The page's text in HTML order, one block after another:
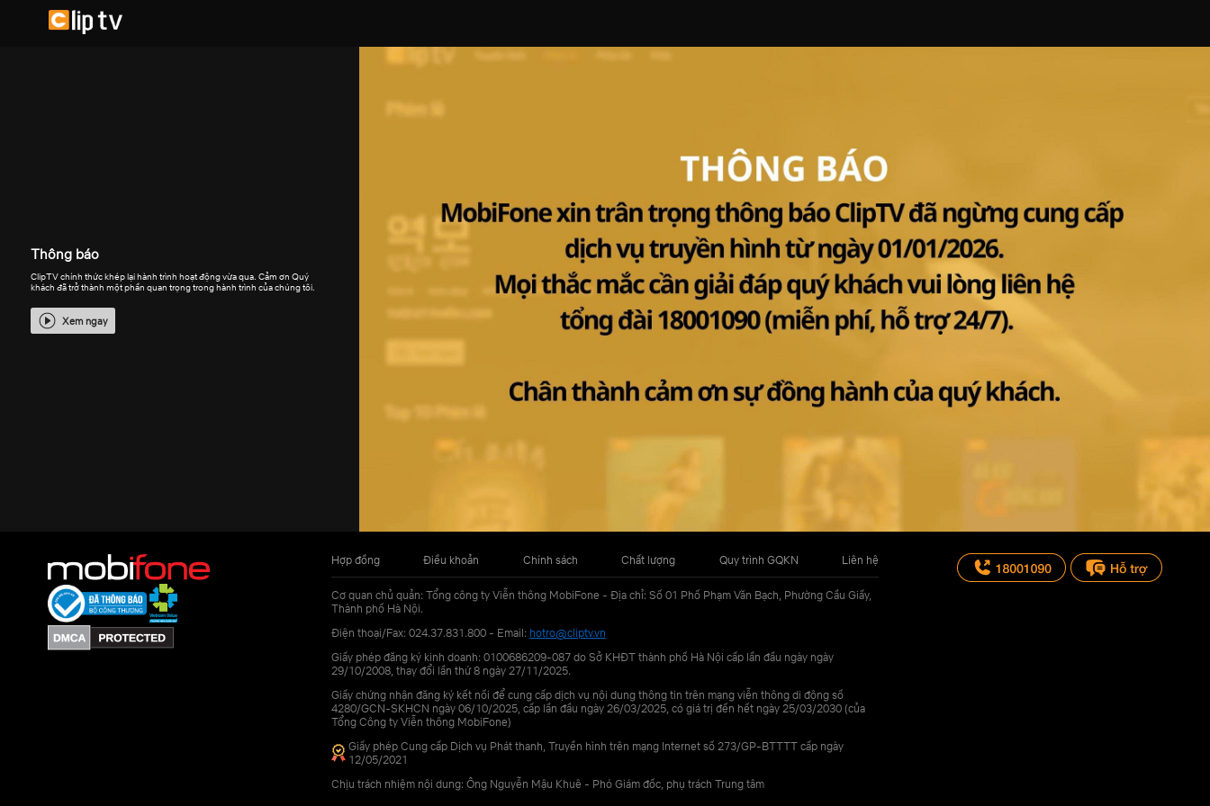
Thông báo
ClipTV chính thức khép lại hành trình hoạt động vừa qua. Cảm ơn Quý
khách đã trở thành một phần quan trọng trong hành trình của chúng tôi.
Xem ngay
Hợp đồng Điều khoản Chính sách Chất lượng Quy trình GQKN Liên hệ
Cơ quan chủ quản: Tổng công ty Viễn thông MobiFone - Địa chỉ: Số 01 Phố Phạm Văn Bạch, Phường Cầu Giấy,
Thành phố Hà Nội.
Điện thoại/Fax: 024.37.831.800 - Email: hotro@cliptv.vn
Giấy phép đăng ký kinh doanh: 0100686209-087 do Sở KHĐT thành phố Hà Nội cấp lần đầu ngày ngày
29/10/2008, thay đổi lần thứ 8 ngày 27/11/2025.
Giấy chứng nhận đăng ký kết nối để cung cấp dịch vụ nội dung thông tin trên mạng viễn thông di động số
4280/GCN-SKHCN ngày 06/10/2025, cấp lần đầu ngày 26/03/2025, có giá trị đến hết ngày 25/03/2030 (của
Tổng Công ty Viễn thông MobiFone)
Giấy phép Cung cấp Dịch vụ Phát thanh, Truyền hình trên mạng Internet số 273/GP-BTTTT cấp ngày
12/05/2021
Chịu trách nhiệm nội dung: Ông Nguyễn Mậu Khuê - Phó Giám đốc, phụ trách Trung tâm